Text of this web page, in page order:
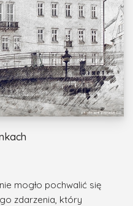
mogło pochwalić się
zdarzenia, który